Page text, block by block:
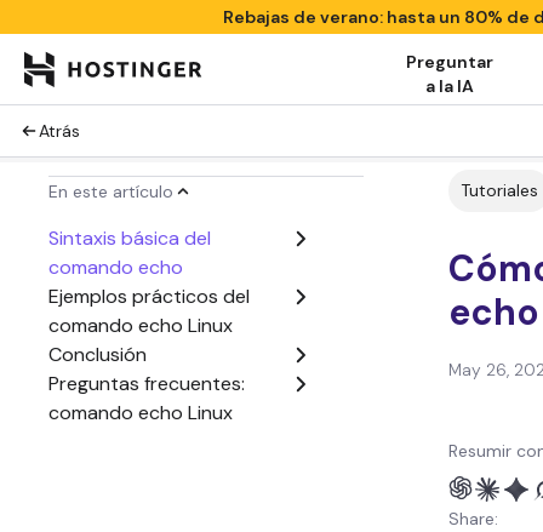
Rebajas de verano: hasta un 80%
Preguntar
a la IA
Atrás
En este artículo
Sintaxis básica del
comando echo
Ejemplos prácticos del
comando echo Linux
Conclusión
Preguntas frecuentes:
comando echo Linux
Tutoriales
May 26,
Resumir
Share: